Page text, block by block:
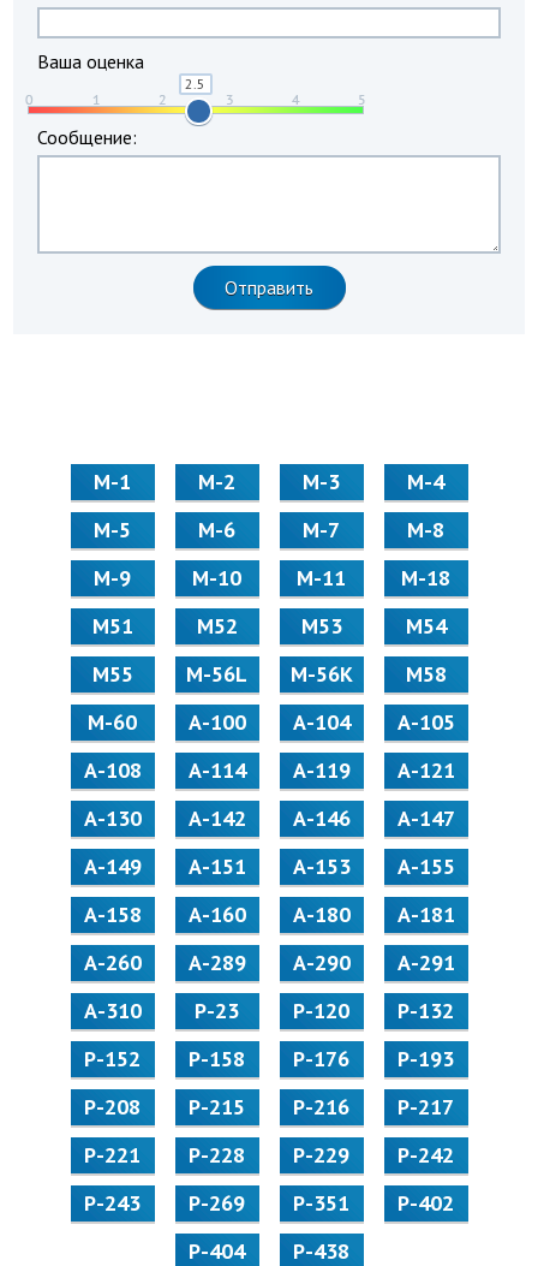
Ваша оценка
Сообщение:
М-1 М-2 М-3
М-4
М-5
М-6 М-7
М-8
М-9
М-10 М-11
М-18
М51
М52 М53
М54
М55
M-56L M-56K
М58
M-60
А-100 А-104
А-105
А-108
А-114 А-119
А-121
А-130
А-142 А-146
А-147
А-149
А-151 А-153
А-155
А-158
А-160 А-180
А-181
А-260
А-289 А-290
А-291
А-310
Р-23 Р-120
Р-132
Р-152
Р-158 Р-176
Р-193
Р-208
Р-215 Р-216
Р-217
Р-221
Р-228 Р-229
Р-242
Р-243
Р-269 Р-351
Р-402
Р-404
Р-438